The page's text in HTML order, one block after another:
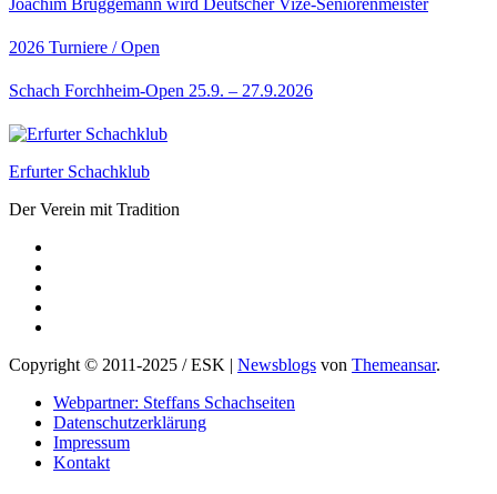
2026 Turniere / Open
Schach Forchheim-Open 25.9. – 27.9.2026
Erfurter Schachklub
Der Verein mit Tradition
Copyright © 2011-2025 / ESK Newsblogs von Themeansar.
Webpartner: Steffans Schachseiten
Datenschutzerklärung
Impressum
Kontakt